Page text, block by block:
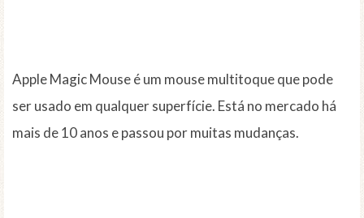
Apple Magic Mouse é um mouse multitoque que pode
ser usado em qualquer superfície. Está no mercado há
mais de 10 anos e passou por muitas mudanças.